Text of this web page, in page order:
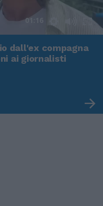
01:16
dall'ex compagna
ai giornalisti